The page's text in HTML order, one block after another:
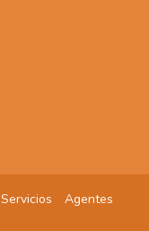
Servicios
Agentes